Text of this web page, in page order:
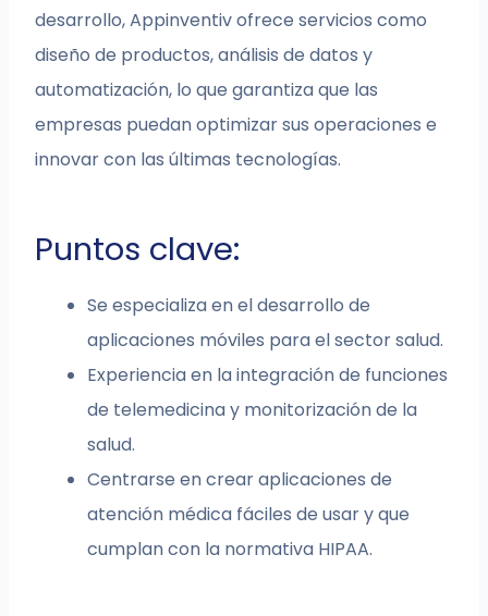
desarrollo, Appinventiv ofrece servicios como
diseño de productos, análisis de datos y
automatización, lo que garantiza que las
empresas puedan optimizar sus operaciones e
innovar con las últimas tecnologías.
Puntos clave:
Se especializa en el desarrollo de
aplicaciones móviles para el sector salud.
Experiencia en la integración de funciones
de telemedicina y monitorización de la
salud.
Centrarse en crear aplicaciones de
atención médica fáciles de usar y que
cumplan con la normativa HIPAA.